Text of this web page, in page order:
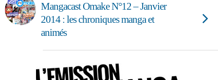
Mangacast Omake N°12 – Janvier
2014 : les chroniques manga et
animés